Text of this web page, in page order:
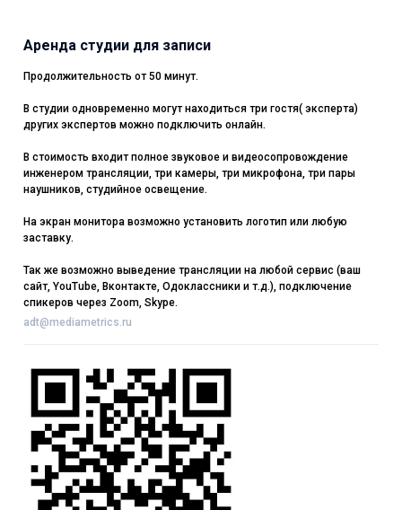
Аренда студии для записи
Продолжительность от 50 минут.
В студии одновременно могут находиться три гостя( эксперта)
других экспертов можно подключить онлайн.
В стоимость входит полное звуковое и видеосопровождение
инженером трансляции, три камеры, три микрофона, три пары
наушников, студийное освещение.
На экран монитора возможно установить логотип или любую
заставку.
Так же возможно выведение трансляции на любой сервис (ваш
сайт, YouTube, Вконтакте, Одоклассники и т.д.), подключение
спикеров через Zoom, Skype.
adt@mediametrics.ru